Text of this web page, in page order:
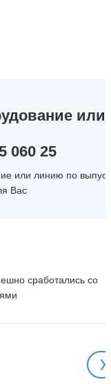
или
060 25
или линию по
Вас
сработались со